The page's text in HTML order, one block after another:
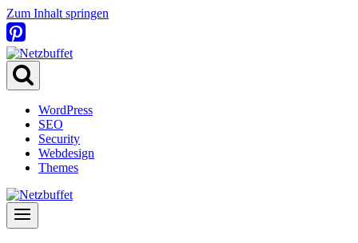
Zum Inhalt springen
WordPress
SEO
Security
Webdesign
Themes